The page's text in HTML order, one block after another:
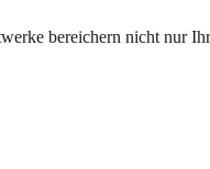
bereichern nicht nur